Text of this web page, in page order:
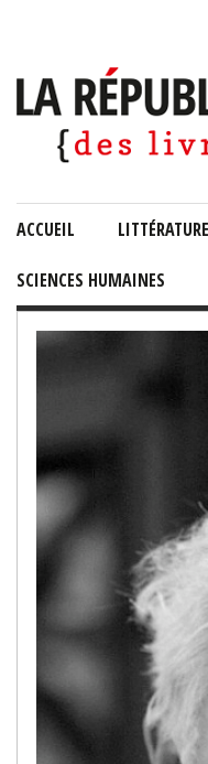
ACCUEIL LITTÉRATURE
SCIENCES HUMAINES